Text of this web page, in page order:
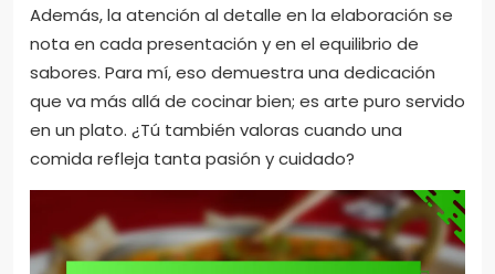
Además, la atención al detalle en la elaboración se
nota en cada presentación y en el equilibrio de
sabores. Para mí, eso demuestra una dedicación
que va más allá de cocinar bien; es arte puro servido
en un plato. ¿Tú también valoras cuando una
comida refleja tanta pasión y cuidado?